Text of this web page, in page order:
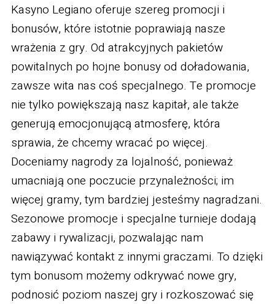
Kasyno Legiano oferuje szereg promocji i
bonusów, które istotnie poprawiają nasze
wrażenia z gry. Od atrakcyjnych pakietów
powitalnych po hojne bonusy od doładowania,
zawsze wita nas coś specjalnego. Te promocje
nie tylko powiększają nasz kapitał, ale także
generują emocjonującą atmosferę, która
sprawia, że chcemy wracać po więcej.
Doceniamy nagrody za lojalność, ponieważ
umacniają one poczucie przynależności; im
więcej gramy, tym bardziej jesteśmy nagradzani.
Sezonowe promocje i specjalne turnieje dodają
zabawy i rywalizacji, pozwalając nam
nawiązywać kontakt z innymi graczami. To dzięki
tym bonusom możemy odkrywać nowe gry,
podnosić poziom naszej gry i rozkoszować się